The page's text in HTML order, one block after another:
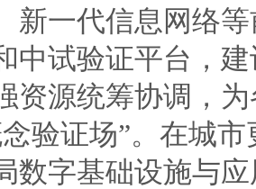
新一代信息网络
中试验证平台，
资源统筹协调，
验证场”。在城
数字基础设施与